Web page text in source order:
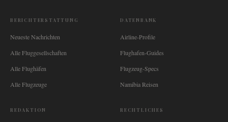
BERICHTERSTATTUNG
Neueste Nachrichten
Alle Fluggesellschaften
Alle Flughäfen
Alle Flugzeuge
DATENBANK
Airline-Profile
Flughafen-Guides
Flugzeug-Specs
Namibia Reisen
REDAKTION RECHTLICHES